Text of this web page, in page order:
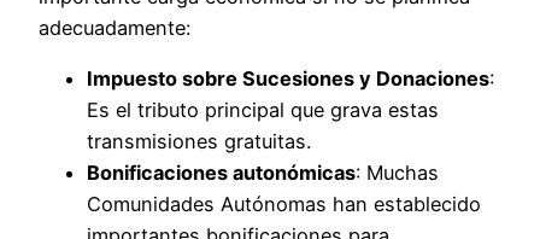
adecuadamente:
Impuesto sobre Sucesiones y Donaciones:
Es el tributo principal que grava estas
transmisiones gratuitas.
Bonificaciones autonómicas: Muchas
Comunidades Autónomas han establecido